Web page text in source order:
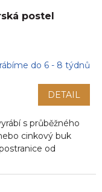
postel
do 6 - 8 týdnů
DETAIL
s průběžného
cinkový buk
od